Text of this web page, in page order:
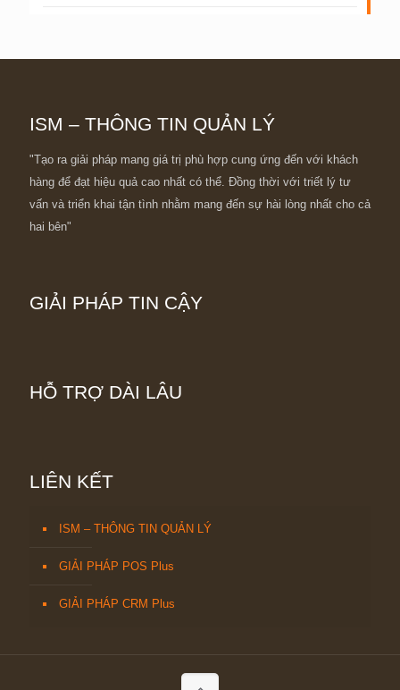
ISM – THÔNG TIN QUẢN LÝ
"Tạo ra giải pháp mang giá trị phù hợp cung ứng đến với khách
hàng để đạt hiệu quả cao nhất có thể. Đồng thời với triết lý tư
vấn và triển khai tận tình nhằm mang đến sự hài lòng nhất cho cả
hai bên"
GIẢI PHÁP TIN CẬY
HỖ TRỢ DÀI LÂU
LIÊN KẾT
ISM – THÔNG TIN QUẢN LÝ
GIẢI PHÁP POS Plus
GIẢI PHÁP CRM Plus